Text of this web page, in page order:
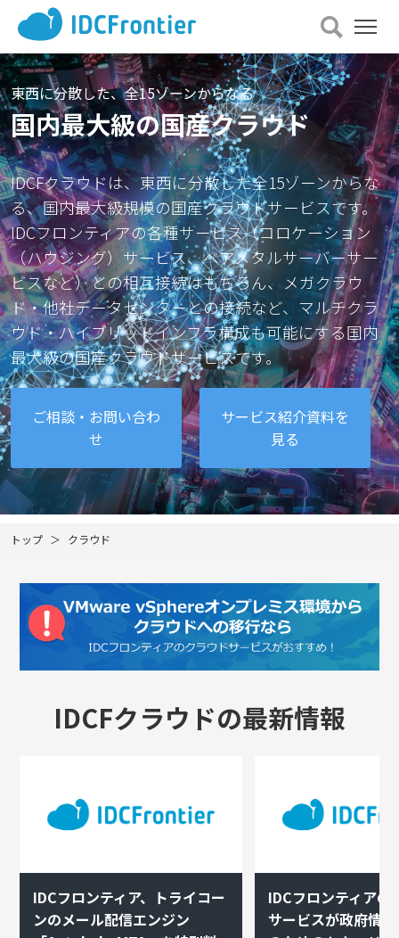
メ
ニュー
を
開
く
東西に分散した、全15ゾーンからなる
国内最大級の国産クラウド
IDCFクラウドは、東西に分散した全15ゾーンからな
る、国内最大級規模の国産クラウドサービスです。
IDCフロンティアの各種サービス（コロケーション
（ハウジング）サービス、ベアメタルサーバーサー
ビスなど）との相互接続はもちろん、メガクラウ
ド・他社データセンターとの接続など、マルチクラ
ウド・ハイブリッドインフラ構成も可能にする国内
最大級の国産クラウドサービスです。
ご相談・お問い合わ
せ
サービス紹介資料を
見る
トップ クラウド
IDCFクラウドの最新情報
IDCフロンティア、トライコー
ンのメール配信エンジン
IDCフロンティアの
サービスが政府情